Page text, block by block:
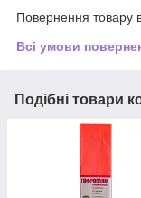
Повернення товару
Всі умови
Подібні товари